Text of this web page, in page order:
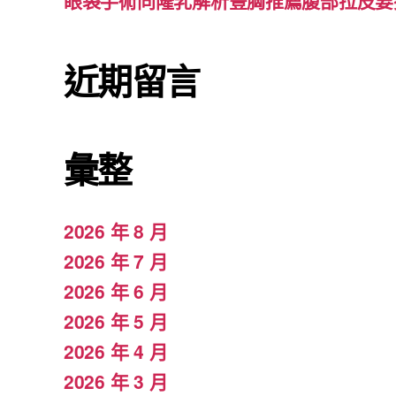
近期留言
彙整
2026 年 8 月
2026 年 7 月
2026 年 6 月
2026 年 5 月
2026 年 4 月
2026 年 3 月